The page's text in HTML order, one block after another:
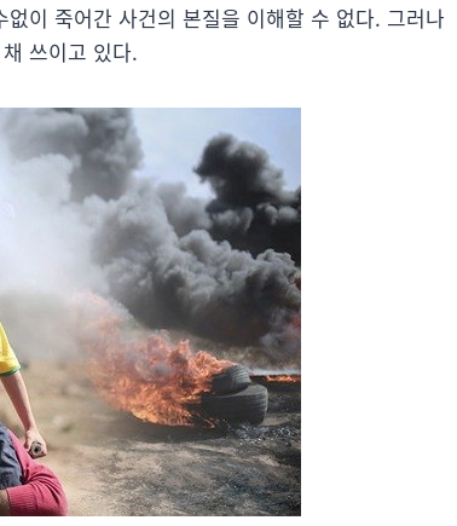
이 죽어간 사건의 본질을 이해할 수 없다. 그러나
쓰이고 있다.